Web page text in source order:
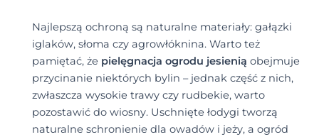
Najlepszą ochroną są naturalne materiały: gałązki
iglaków, słoma czy agrowłóknina. Warto też
pamiętać, że pielęgnacja ogrodu jesienią obejmuje
przycinanie niektórych bylin – jednak część z nich,
zwłaszcza wysokie trawy czy rudbekie, warto
pozostawić do wiosny. Uschnięte łodygi tworzą
naturalne schronienie dla owadów i jeży, a ogród